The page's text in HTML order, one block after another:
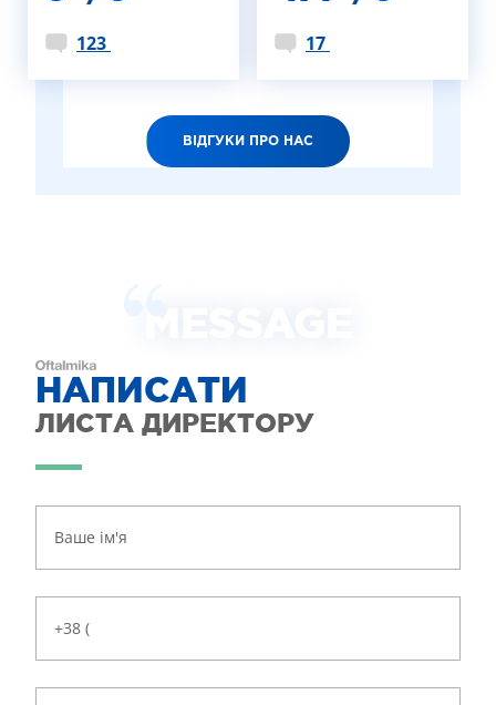
123 17
ВІДГУКИ ПРО НАС
НАПИСАТИ
ЛИСТА ДИРЕКТОРУ